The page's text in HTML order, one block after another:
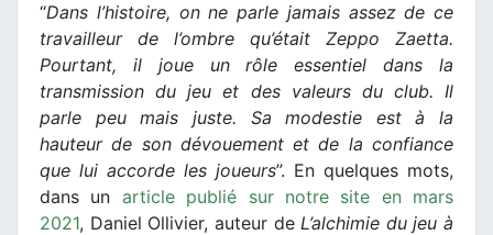
“Dans l’histoire, on ne parle jamais assez de ce
travailleur de l’ombre qu’était Zeppo Zaetta.
Pourtant, il joue un rôle essentiel dans la
transmission du jeu et des valeurs du club. Il
parle peu mais juste. Sa modestie est à la
hauteur de son dévouement et de la confiance
que lui accorde les joueurs”. En quelques mots,
dans un article publié sur notre site en mars
2021, Daniel Ollivier, auteur de L’alchimie du jeu à